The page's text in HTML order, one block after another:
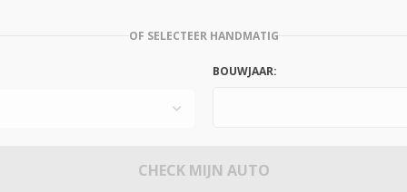
OF SELECTEER HANDMATIG
BOUWJAAR:
CHECK MIJN AUTO